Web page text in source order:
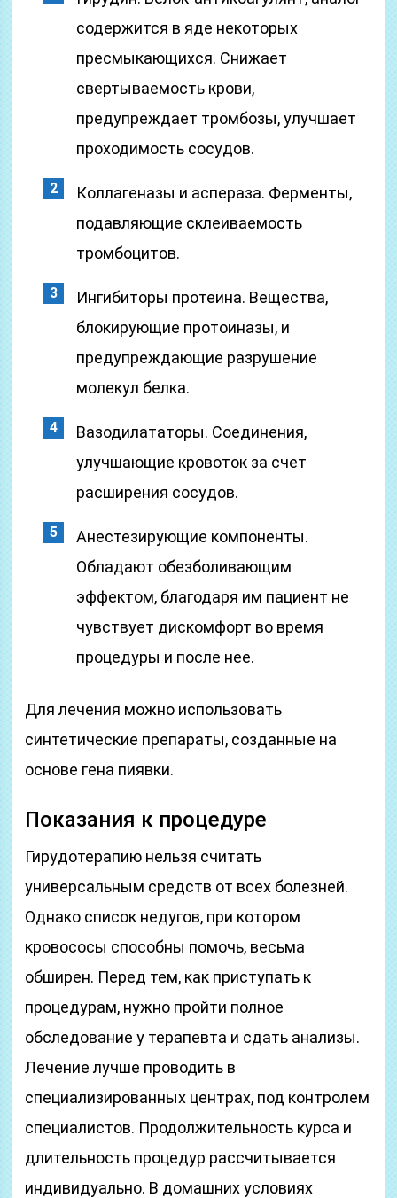
содержится в яде некоторых
пресмыкающихся. Снижает
свертываемость крови,
предупреждает тромбозы, улучшает
проходимость сосудов.
Коллагеназы и аспераза. Ферменты,
подавляющие склеиваемость
тромбоцитов.
Ингибиторы протеина. Вещества,
блокирующие протоиназы, и
предупреждающие разрушение
молекул белка.
Вазодилататоры. Соединения,
улучшающие кровоток за счет
расширения сосудов.
Анестезирующие компоненты.
Обладают обезболивающим
эффектом, благодаря им пациент не
чувствует дискомфорт во время
процедуры и после нее.
Для лечения можно использовать
синтетические препараты, созданные на
основе гена пиявки.
Показания к процедуре
Гирудотерапию нельзя считать
универсальным средств от всех болезней.
Однако список недугов, при котором
кровососы способны помочь, весьма
обширен. Перед тем, как приступать к
процедурам, нужно пройти полное
обследование у терапевта и сдать анализы.
Лечение лучше проводить в
специализированных центрах, под контролем
специалистов. Продолжительность курса и
длительность процедур рассчитывается
индивидуально. В домашних условиях